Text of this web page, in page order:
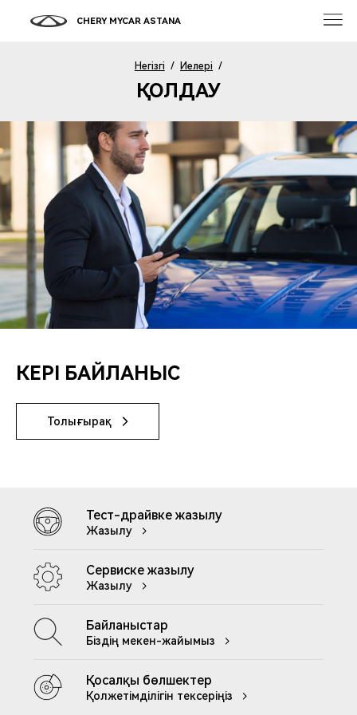
CHERY MYCAR ASTANA
Негізгі / Иелері /
ҚОЛДАУ
КЕРІ БАЙЛАНЫС
Толығырақ
Тест-драйвке жазылу
Жазылу
Сервиске жазылу
Жазылу
Байланыстар
Біздің мекен-жайымыз
Қосалқы бөлшектер
Қолжетімділігін тексеріңіз